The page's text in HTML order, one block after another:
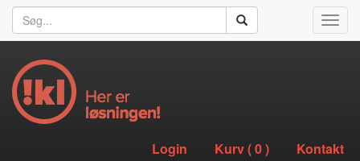
Login Kurv (0) Kontakt